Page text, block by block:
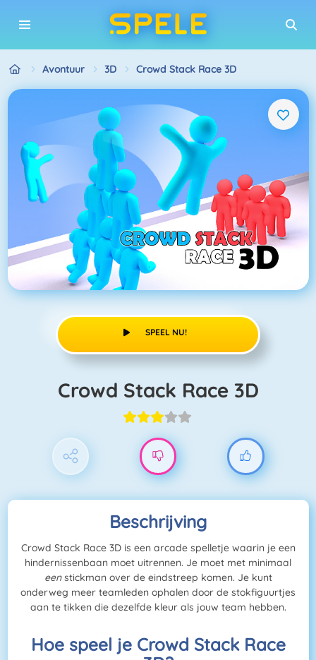
Avontuur 3D Crowd Stack Race 3D
SPEEL NU!
Crowd Stack Race 3D
Beschrijving
Crowd Stack Race 3D is een arcade spelletje waarin je een
hindernissenbaan moet uitrennen. Je moet met minimaal
eenstickman over de eindstreep komen. Je kunt
onderweg meer teamleden ophalen door de stokfiguurtjes
aan te tikken die dezelfde kleur als jouw team hebben.
Hoe speel je Crowd Stack Race